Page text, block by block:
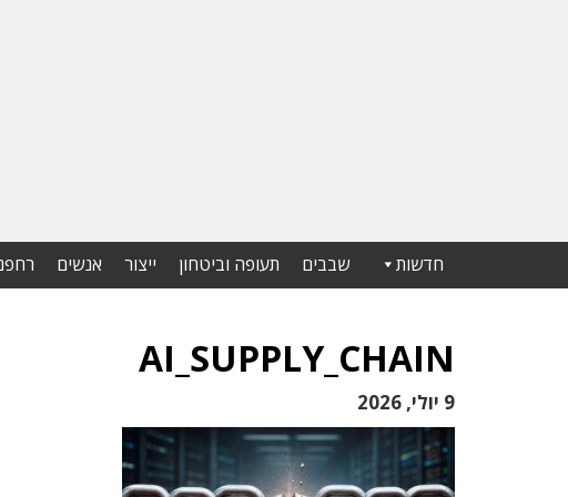
חדשות שבבים תעופה וביטחון ייצור אנשים
AI_SUPPLY_CHAIN
9 יולי, 2026